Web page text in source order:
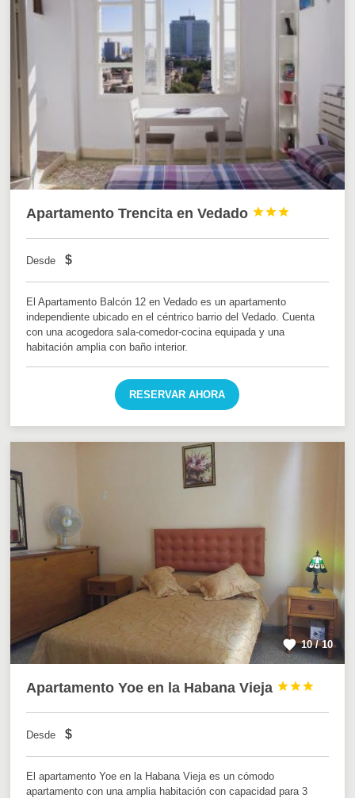
Apartamento Trencita en Vedado 


Desde $
El Apartamento Balcón 12 en Vedado es un apartamento
independiente ubicado en el céntrico barrio del Vedado. Cuenta
con una acogedora sala-comedor-cocina equipada y una
habitación amplia con baño interior.
RESERVAR AHORA
10 / 10
Apartamento Yoe en la Habana Vieja 


Desde $
El apartamento Yoe en la Habana Vieja es un cómodo
apartamento con una amplia habitación con capacidad para 3